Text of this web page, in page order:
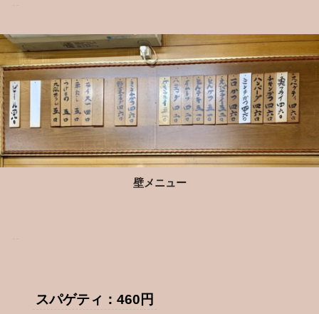
壁メニュー
スパゲティ：460円